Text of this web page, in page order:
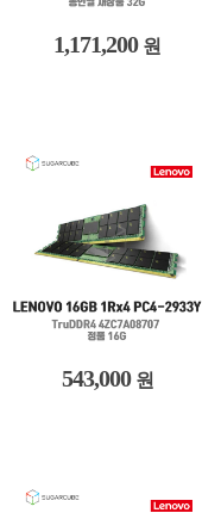
1,171,200 원
543,000 원